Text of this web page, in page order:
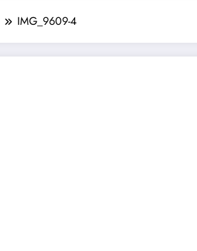
IMG_9609-4